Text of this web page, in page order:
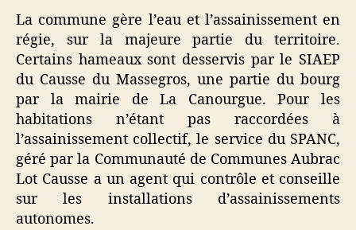
La commune gère l’eau et l’assainissement en
régie, sur la majeure partie du territoire.
Certains hameaux sont desservis par le SIAEP
du Causse du Massegros, une partie du bourg
par la mairie de La Canourgue. Pour les
habitations n’étant pas raccordées à
l’assainissement collectif, le service du SPANC,
géré par la Communauté de Communes Aubrac
Lot Causse a un agent qui contrôle et conseille
sur les installations d’assainissements
autonomes.